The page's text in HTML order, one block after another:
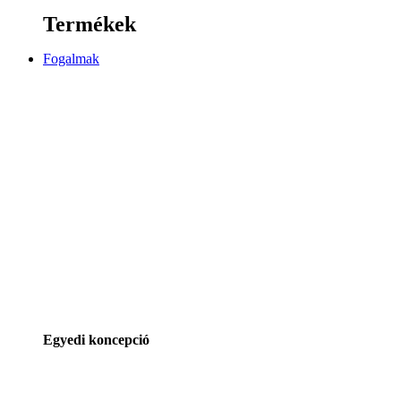
Termékek
Fogalmak
Egyedi koncepció